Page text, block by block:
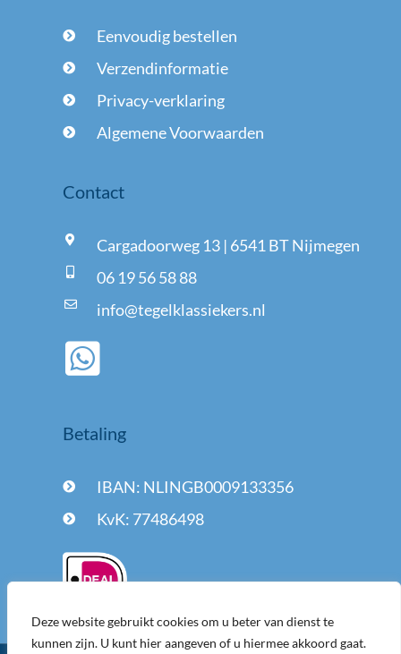
Deze website gebruikt cookies om u beter van dienst te
kunnen zijn. U kunt hier aangeven of u hiermee akkoord gaat.
k
f
Eenvoudig bestellen
Verzendinformatie
Privacy-verklaring
Algemene Voorwaarden
Contact
Cargadoorweg 13 | 6541 BT Nijmegen
06 19 56 58 88
info@tegelklassiekers.nl
Betaling
IBAN: NLINGB0009133356
KvK: 77486498